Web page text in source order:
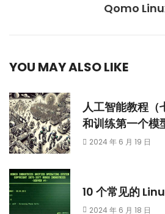
Qomo
YOU MAY ALSO LIKE
人工智能教程
和训练第一个模
2024 年 6 月 19 日
10 个常见的
2024 年 6 月 18 日